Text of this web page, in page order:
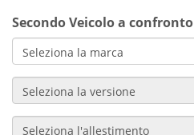
Secondo Veicolo a confronto